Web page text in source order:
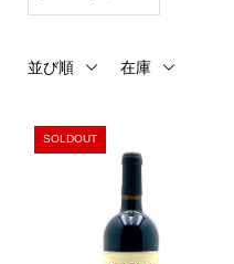
並び順 在庫
SOLDOUT